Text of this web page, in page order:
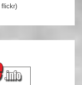
flickr)